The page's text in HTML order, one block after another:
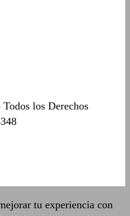
los Derechos
tu experiencia con